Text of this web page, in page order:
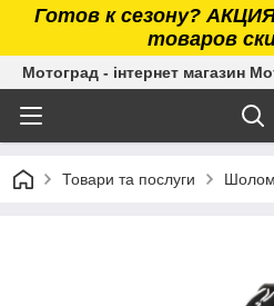
Готов к сезону?
товаров
Мотоград - інтернет магазин
Товари та послуги